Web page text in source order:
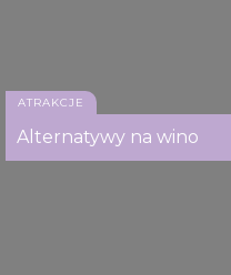
ATRAKCJE
Alternatywy na wino